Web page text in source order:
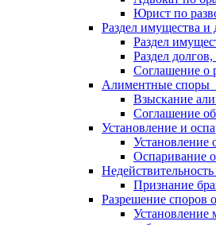
Юрист по
Раздел имущества и
Раздел
Раздел
Соглашение о
Алиментные споры
Взыскание
Соглашение
Установление и
Установление
Оспаривание
Недействительность
Признание
Разрешение споров
Установление